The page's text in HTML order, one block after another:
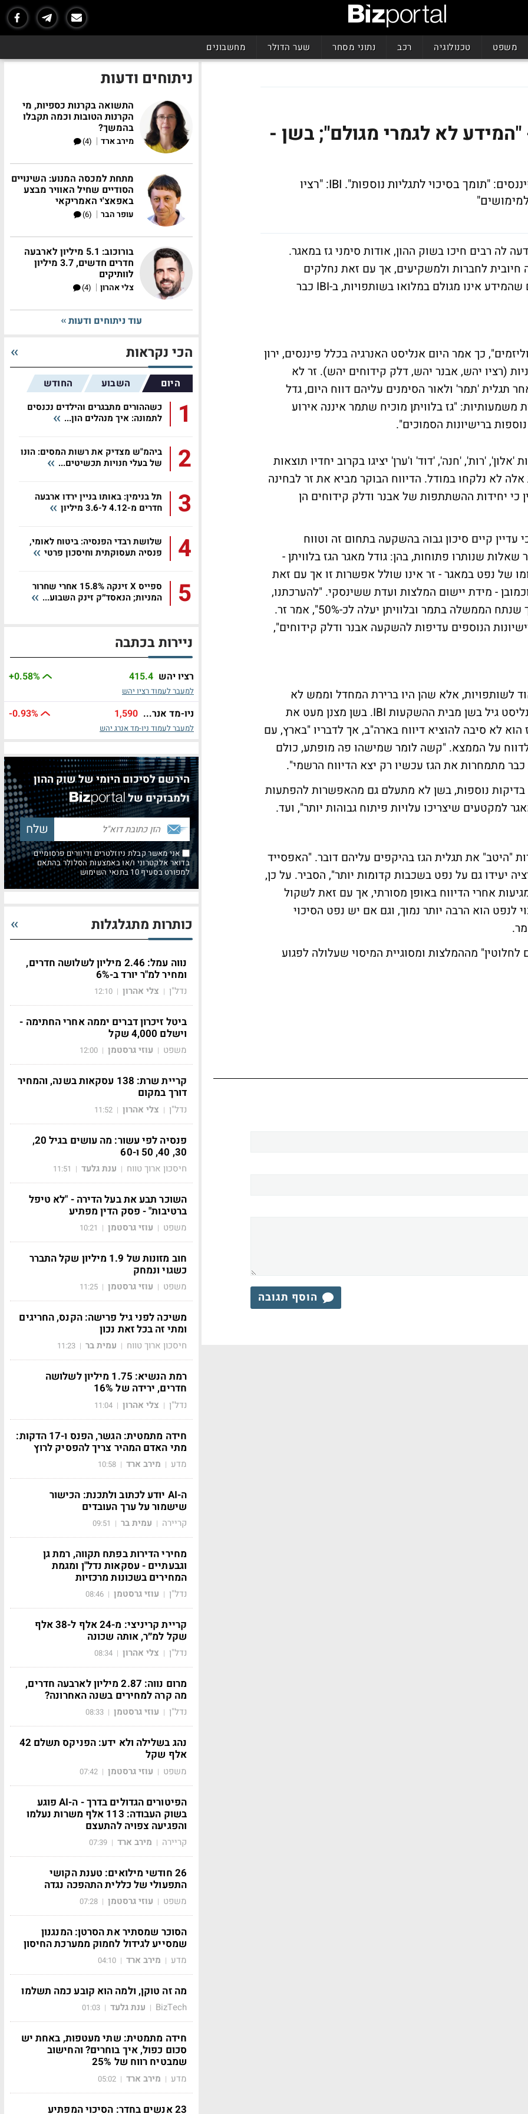
משפט טכנולוגיה רכב נתוני מסחר שער הדולר מחשבונים
"המידע לא לגמרי מגולם"; בשן -
"תומך בסיכוי לתגליות נוספות". IBI: "רציו
לה רבים חיכו בשוק ההון, אודות סימני גז במאגר.
לחברות ולמשקיעים, אך עם זאת נחלקים
בהמלצותיהם. בעוד שבכלל פיננסים מעריכים שהמידע אינו מגולם במלואו בשותפויות, ב-IBI כבר
כך אמר היום אנליסט האנרגיה בכלל פיננסים, ירון
(רציו יהש, אבנר יהש, דלק קידוחים יהש). זר לא
תגלית 'תמר' ולאור הסימנים עליהם דווח היום, גדל
משמעותיות: "גז בלוויתן מוכיח שתמר איננה אירוע
ברישיונות הסמוכים".
'רות', 'חנה', 'דוד' ו'ערן' יציגו בקרוב יחדיו תוצאות
אלה לא נלקחו במודל. הדיווח הבוקר מביא את זר לבחינה
יחידות ההשתתפות של אבנר ודלק קידוחים הן
עדיין קיים סיכון גבוה בהשקעה בתחום זה וטווח
שנותרו פתוחות, בהן: גודל מאגר הגז בלוויתן -
של נפט במאגר - זר אינו שולל אפשרות זו אך עם זאת
- מידת יישום המלצות ועדת ששינסקי. "להערכתנו,
בסופו של דבר ההמלצות תתקבלנה חלקית כך שנתח הממשלה בתמר ובלוויתן יעלה לכ-50%", אמר זר.
הנוספים עדיפות להשקעה אבנר ודלק קידוחים",
לשותפויות, אלא שהן היו ברירת המחדל וממש לא
מפתיעות אף אחד", כך אמר היום בתגובה האנליסט גיל בשן מבית ההשקעות IBI. בשן מצנן מעט את
הוא לא סיבה להוציא דיווח בארה"ב, אך לדבריו "בארץ, עם
על הממצא. "קשה לומר שמישהו פה מופתע, כולם
כבר מתמחרות את הגז עכשיו רק יצא הדיווח הרשמי".
נוספות, בשן לא מתעלם גם מהאפשרות להפתעות
למקטעים שיצריכו עלויות פיתוח גבוהות יותר", ועד.
"היטב" את תגלית הגז בהיקפים עליהם דובר. "האפסייד
יעידו גם על נפט בשכבות קדומות יותר", הסביר. על כן,
אחרי הדיווח באופן מסורתי, אך עם זאת לשקול
הוא הרבה יותר נמוך, וגם אם יש נפט הסיכוי
מההמלצות ומסוגיית המיסוי שעלולה לפגוע
הוסף תגובה
ניתוחים ודעות
התשואה בקרנות כספיות, מי
הקרנות הטובות וכמה תקבלו
בהמשך?
מירב ארד |
(4)
מתחת למכסה המנוע: השינויים
הסודיים שחיל האוויר מבצע
באפאצ'י האמריקאי
עופר הבר |
(6)
בורוכוב: 5.1 מיליון לארבעה
חדרים חדשים, 3.7 מיליון
לוותיקים
צלי אהרון |
(4)
עוד ניתוחים ודעות
הכי נקראות
היום השבוע החודש
1
כשההורים מתבגרים והילדים נכנסים
לתמונה: איך מנהלים הון...
2
ביהמ"ש מצדיק את רשות המסים: הונו
של בעלי חנויות תכשיטים...
3
תל בנימין: באותו בניין ירדו ארבעה
חדרים מ-4.12 ל-3.6 מיליון
4
שלושת רבדי הפנסיה: ביטוח לאומי,
פנסיה תעסוקתית וחיסכון פרטי
5
ספייס X זינקה 15.8% אחרי שחרור
המניות; הנאסד״ק זינק השבוע...
ניירות בכתבה
רציו יהש 415.4
+0.58%
למעבר לעמוד רציו יהש
ניו-מד אנר... 1,590
-0.93%
למעבר לעמוד ניו-מד אנרג יהש
הירשם לסיכום היומי של שוק ההון
ולמבזקים של
אני מאשר קבלת ניוזלטרים ודיוורים פרסומיים
בדואר אלקטרוני ו/או באמצעות הסלולר בהתאם
למפורט בסעיף 10 בתנאי השימוש
כותרות מתגלגלות
נווה עמל: 2.46 מיליון לשלושה חדרים,
ומחיר למ"ר יורד ב-6%
נדל"ן | צלי אהרון |
12:10
ביטל זיכרון דברים יממה אחרי החתימה -
וישלם 4,000 שקל
משפט | עוזי גרסטמן |
12:00
קריית שרת: 138 עסקאות בשנה, והמחיר
דורך במקום
נדל"ן | צלי אהרון |
11:52
פנסיה לפי עשור: מה עושים בגיל 20,
30, 40, 50 ו-60
חיסכון ארוך טווח | ענת גלעד |
11:51
השוכר תבע את בעל הדירה - "לא טיפל
ברטיבות" - פסק הדין מפתיע
משפט | עוזי גרסטמן |
10:21
חוב מזונות של 1.9 מיליון שקל התברר
כשגוי ונמחק
משפט | עוזי גרסטמן |
11:25
משיכה לפני גיל פרישה: הקנס, החריגים
ומתי זה בכל זאת נכון
חיסכון ארוך טווח | עמית בר |
11:23
רמת הנשיא: 1.75 מיליון לשלושה
חדרים, ירידה של 16%
נדל"ן | צלי אהרון |
11:04
חידה מתמטית: הגשר, הפנס ו-17 הדקות:
מתי האדם המהיר צריך להפסיק לרוץ
מדע | מירב ארד |
10:58
ה-AI יודע לכתוב ולתכנת: הכישור
שישמור על ערך העובדים
קריירה | עמית בר |
09:51
מחירי הדירות בפתח תקווה, רמת גן
וגבעתיים - עסקאות נדל"ן ומגמת
המחירים בשכונות מרכזיות
נדל"ן | עוזי גרסטמן |
08:46
קריית קריניצי: מ-24 אלף ל-38 אלף
שקל למ״ר, אותה שכונה
נדל"ן | צלי אהרון |
08:34
מרום נווה: 2.87 מיליון לארבעה חדרים,
מה קרה למחירים בשנה האחרונה?
נדל"ן | עוזי גרסטמן |
08:33
נהג בשלילה ולא ידע: הפניקס תשלם 42
אלף שקל
משפט | עוזי גרסטמן |
07:42
הפיטורים הגדולים בדרך - ה-AI פוגע
בשוק העבודה: 113 אלף משרות נעלמו
והפגיעה צפויה להתעצם
קריירה | מירב ארד |
07:39
26 חודשי מילואים: טענת הקושי
התפעולי של כללית התהפכה נגדה
משפט | עוזי גרסטמן |
07:28
הסוכר שמסתיר את הסרטן: המנגנון
שמסייע לגידול לחמוק ממערכת החיסון
מדע | מירב ארד |
04:10
מה זה טוקן, ולמה הוא קובע כמה תשלמו
BizTech
| ענת גלעד |
01:03
חידה מתמטית: שתי מעטפות, באחת יש
סכום כפול, איך בוחרים? והחישוב
שמבטיח רווח של 25%
מדע | מירב ארד |
05:02
23 אנשים בחדר: הסיכוי המפתיע